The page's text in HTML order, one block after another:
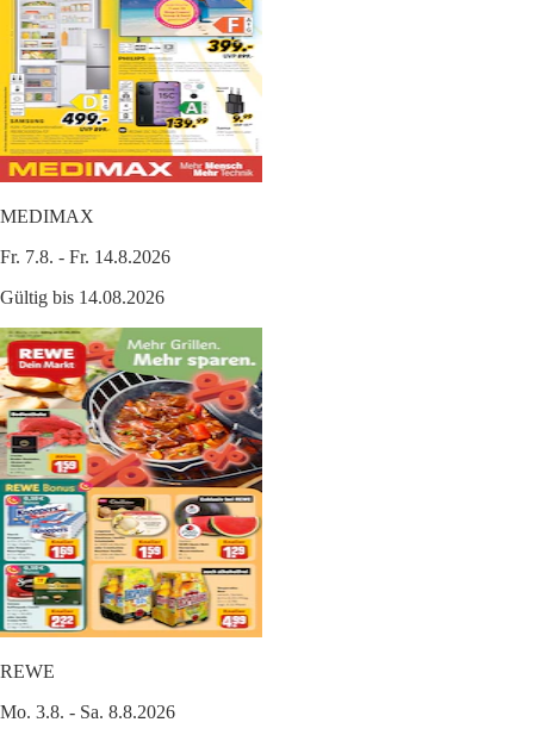
MEDIMAX
Fr. 7.8. - Fr. 14.8.2026
Gültig bis 14.08.2026
REWE
Mo. 3.8. - Sa. 8.8.2026